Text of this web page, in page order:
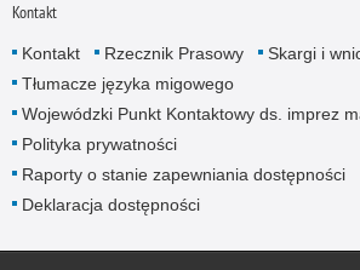
Kontakt
Kontakt Rzecznik Prasowy
Skargi i
Tłumacze języka migowego
Wojewódzki Punkt Kontaktowy ds. imprez
Polityka prywatności
Raporty o stanie zapewniania dostępności
Deklaracja dostępności